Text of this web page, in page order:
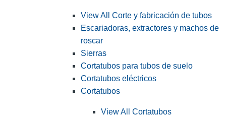
View All Corte y fabricación de tubos
Escariadoras, extractores y machos de
roscar
Sierras
Cortatubos para tubos de suelo
Cortatubos eléctricos
Cortatubos
View All Cortatubos